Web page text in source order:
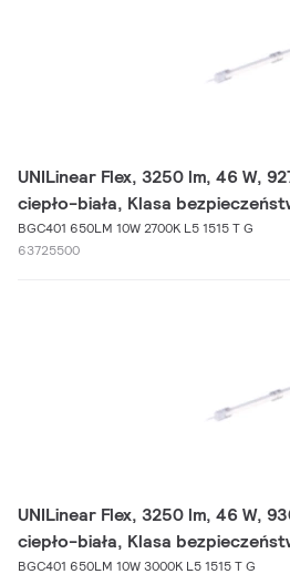
UNILinear Flex, 3250 lm, 46 W,
ciepło-biała, Klasa
BGC401 650LM 10W 2700K L5 1515 T G
63725500
UNILinear Flex, 3250 lm, 46 W,
ciepło-biała, Klasa
BGC401 650LM 10W 3000K L5 1515 T G